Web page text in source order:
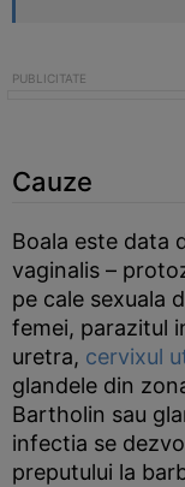
Cauze
Boala este data
vaginalis –
pe cale sexuala
femei, parazitul
uretra, cervixul
glandele din
Bartholin sau
infectia se
preputului la